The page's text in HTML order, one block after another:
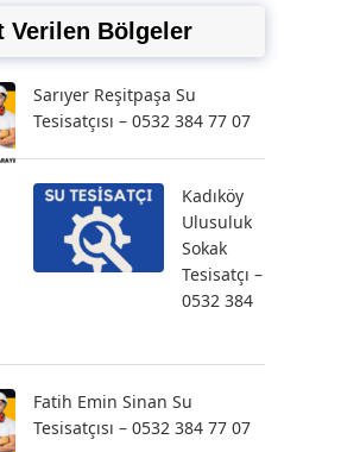
Verilen Bölgeler
Sarıyer Reşitpaşa Su
Tesisatçısı – 0532 384 77 07
Kadıköy
Ulusuluk
Sokak
Tesisatçı –
0532 384
Fatih Emin Sinan Su
Tesisatçısı – 0532 384 77 07